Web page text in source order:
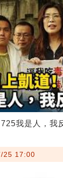
我是人，我
25 17:00